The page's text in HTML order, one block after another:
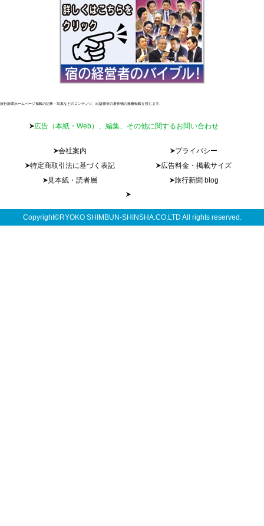
旅行新聞ホームページ掲載の記事・写真などのコンテンツ、出版物等の著作物の無断転載を禁じます。
広告（本紙・Web）、編集、その他に関するお問い合わせ
会社案内
プライバシー
特定商取引法に基づく表記
広告料金・掲載サイズ
見本紙・読者層
旅行新聞 blog
Copyright©RYOKO SHIMBUN-SHINSHA.CO,LTD All rights reserved.